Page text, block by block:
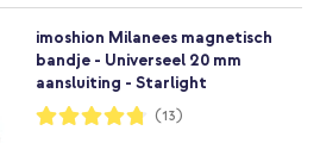
imoshion Milanees magnetisch
bandje - Universeel 20 mm
aansluiting - Starlight
Waardering:
95%
(13)